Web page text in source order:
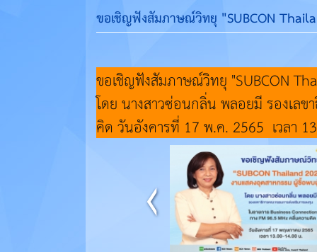
ขอเชิญฟังสัมภาษณ์วิทยุ "SUBCON
ขอเชิญฟังสัมภาษณ์วิทยุ "SUBCON
โดย นางสาวซ่อนกลิ่น พลอยมี รองเลข
คิด วันอังคารที่ 17 พ.ค. 2565 เวลา